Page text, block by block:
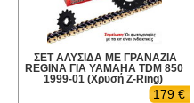
ΣΕΤ ΑΛΥΣΙΔΑ ΜΕ ΓΡΑΝΑΖΙΑ
REGINA ΓΙΑ YAMAHA TDM 850
1999-01 (Χρυσή Z-Ring)
179 €